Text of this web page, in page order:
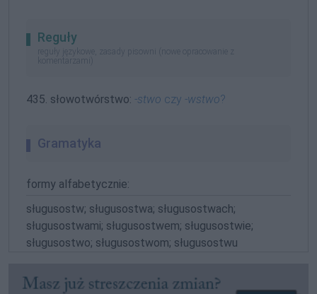
Reguły
reguły językowe, zasady pisowni (nowe opracowanie z
komentarzami)
435. słowotwórstwo: -stwo czy -wstwo?
Gramatyka
formy alfabetycznie:
sługusostw; sługusostwa; sługusostwach;
sługusostwami; sługusostwem; sługusostwie;
sługusostwo; sługusostwom; sługusostwu